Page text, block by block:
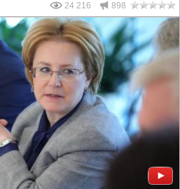
24 216 898